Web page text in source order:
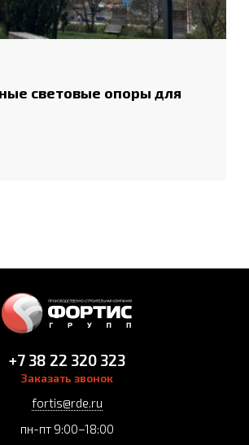
световые опоры для
+7 38 22 320 323
Заказать звонок
fortis@rde.ru
пн-пт 9:00–18:00